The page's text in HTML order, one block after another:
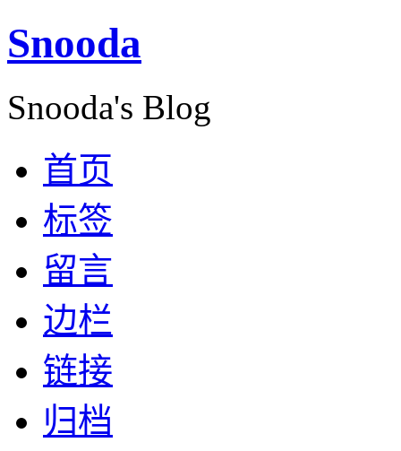
Snooda
Snooda's Blog
首页
标签
留言
边栏
链接
归档